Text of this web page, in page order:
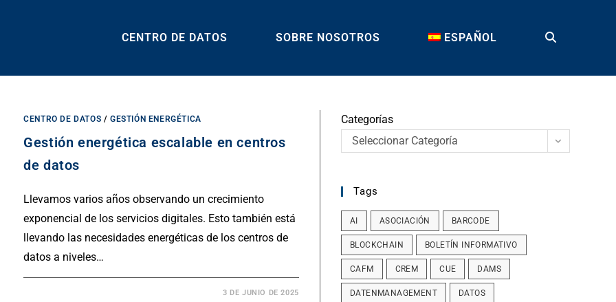
CENTRO DE DATOS SOBRE NOSOTROS ESPAÑOL TOGGLE
CENTRO DE DATOS /GESTIÓN ENERGÉTICA
Gestión energética escalable en centros
de datos
Llevamos varios años observando un crecimiento
exponencial de los servicios digitales. Esto también está
llevando las necesidades energéticas de los centros de
datos a niveles…
3 DE JUNIO DE 2025
Categorías
Seleccionar Categoría
Tags
AI ASOCIACIÓN BARCODE
BLOCKCHAIN BOLETÍN INFORMATIVO
CAFM CREM CUE DAMS
DATENMANAGEMENT DATOS